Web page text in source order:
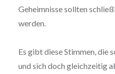
Geheimnisse sollten
werden.
Es gibt diese Stimmen, die
und sich doch gleichzeitig